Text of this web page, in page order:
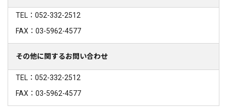
TEL：052-332-2512
FAX：03-5962-4577
その他に関するお問い合わせ
TEL：052-332-2512
FAX：03-5962-4577